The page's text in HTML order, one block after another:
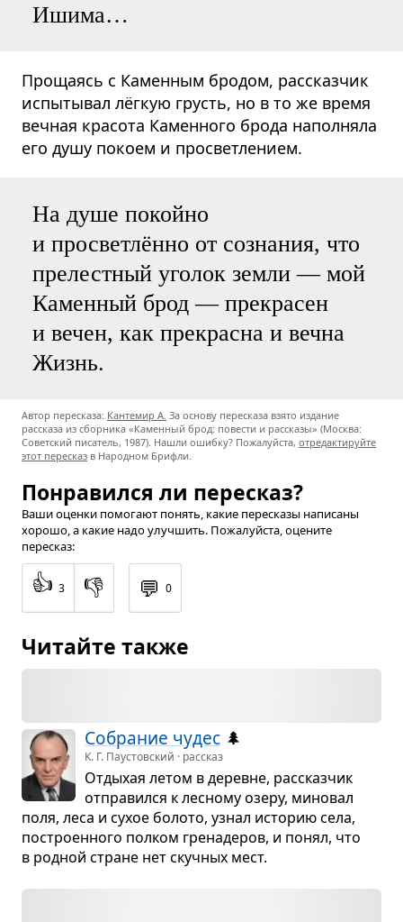
Ишима…
Прощаясь с Каменным бродом, рассказчик
испытывал лёгкую грусть, но в то же время
вечная красота Каменного брода наполняла
его душу покоем и просветлением.
На душе покойно
и просветлённо от сознания, что
прелестный уголок земли — мой
Каменный брод — прекрасен
и вечен, как прекрасна и вечна
Жизнь.
Автор пересказа: Кантемир А. За основу пересказа взято издание
рассказа из сборника «Каменный брод: повести и рассказы» (Москва:
Советский писатель, 1987). Нашли ошибку? Пожалуйста, отредактируйте
этот пересказ в Народном Брифли.
Понравился ли пересказ?
Ваши оценки помогают понять, какие пересказы написаны
хорошо, а какие надо улучшить. Пожалуйста, оцените
пересказ:
👍 3 👎 💬 0
Читайте также
Собра­ние чудес 🌲
К. Г. Паустовский · рассказ
Отды­хая летом в деревне, рас­сказ­чик
отпра­вился к лес­ному озеру, мино­вал
поля, леса и сухое болото, узнал исто­рию села,
постро­ен­ного пол­ком гре­на­де­ров, и понял, что
в род­ной стране нет скуч­ных мест.